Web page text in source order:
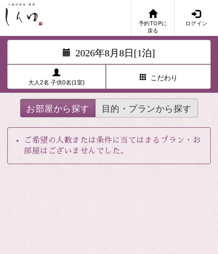
予約TOPに
戻る
ログイン
2026年8月8日[1泊]
大人2名 子供0名(1室)
こだわり
お部屋から探す 目的・プランから探す
ご希望の人数または条件に当てはまるプラン・お
部屋はございませんでした。